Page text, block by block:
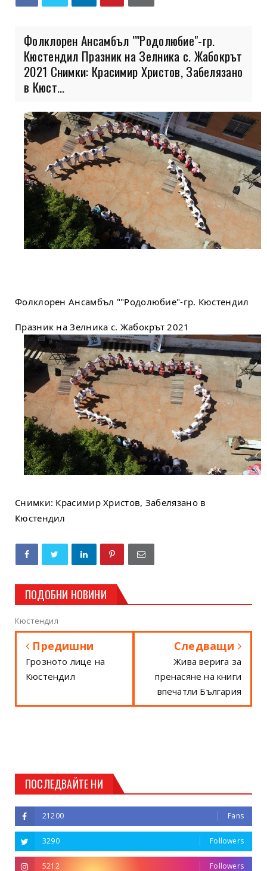
Фолклорен Ансамбъл ""Родолюбие"-гр.
Кюстендил Празник на Зелника с. Жабокрът
2021 Снимки: Красимир Христов, Забелязано
в Кюст...
Фолклорен Ансамбъл ""Родолюбие"-гр. Кюстендил
Празник на Зелника с. Жабокрът 2021
Снимки: Красимир Христов, Забелязано в
Кюстендил
ПОДОБНИ НОВИНИ
Кюстендил
Предишни
Грозното лице на
Кюстендил
Следващи
Жива верига за
пренасяне на книги
впечатли България
ПОСЛЕДВАЙТЕ НИ
21200 Fans
3290 Followers
5212 Followers